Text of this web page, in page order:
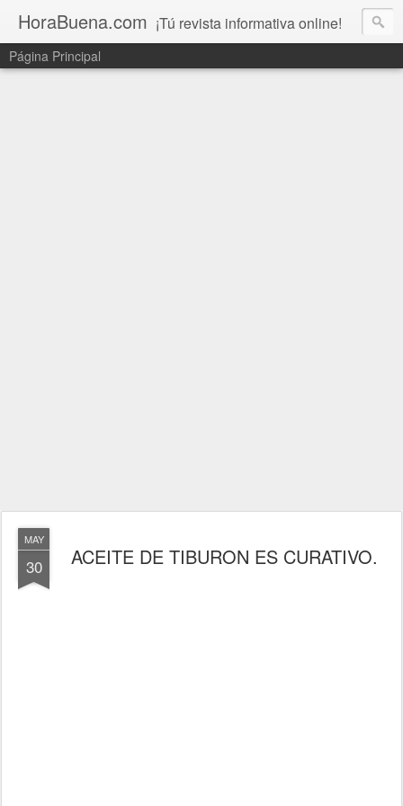
HoraBuena.com ¡Tú revista informativa online!
Página Principal
MAY
30 ACEITE DE TIBURON ES CURATIVO.